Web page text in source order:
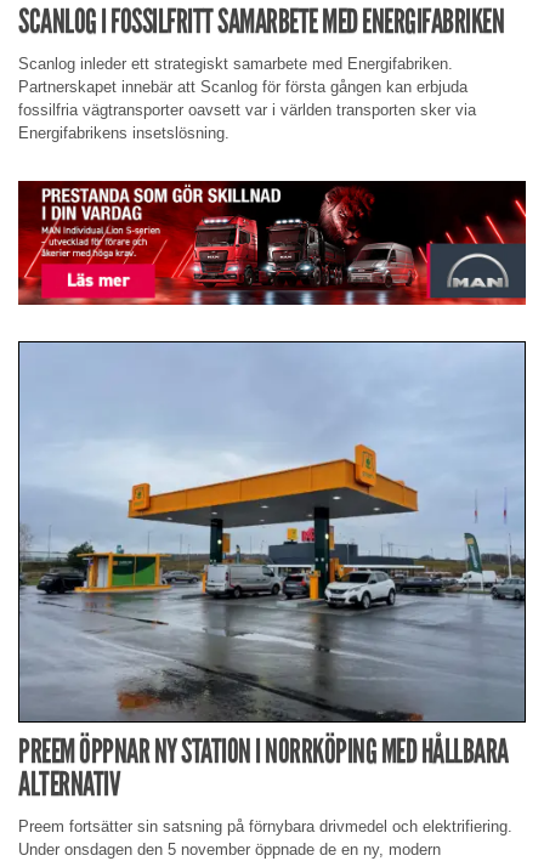
SCANLOG I FOSSILFRITT SAMARBETE MED ENERGIFABRIKEN
Scanlog inleder ett strategiskt samarbete med Energifabriken.
Partnerskapet innebär att Scanlog för första gången kan erbjuda
fossilfria vägtransporter oavsett var i världen transporten sker via
Energifabrikens insetslösning.
PREEM ÖPPNAR NY STATION I NORRKÖPING MED HÅLLBARA
ALTERNATIV
Preem fortsätter sin satsning på förnybara drivmedel och elektrifiering.
Under onsdagen den 5 november öppnade de en ny, modern